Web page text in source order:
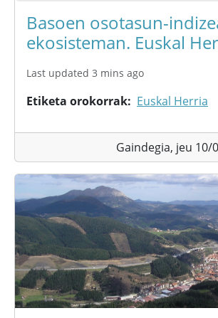
Basoen osotasun-
ekosisteman. Euskal
Last updated 3 mins ago
Etiketa orokorrak Euskal Herria
Gaindegia, jeu 10/